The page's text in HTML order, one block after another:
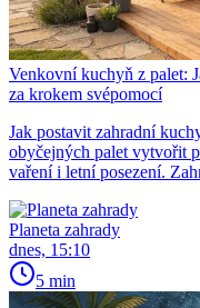
Venkovní kuchyň z palet:
za krokem svépomocí
Jak postavit zahradní
obyčejných palet vytvořit
vaření i letní posezení.
Planeta zahrady
dnes, 15:10
5 min